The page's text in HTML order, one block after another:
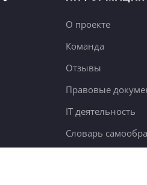
О проекте
Команда
Отзывы
Правовые
IT деятельность
Словарь